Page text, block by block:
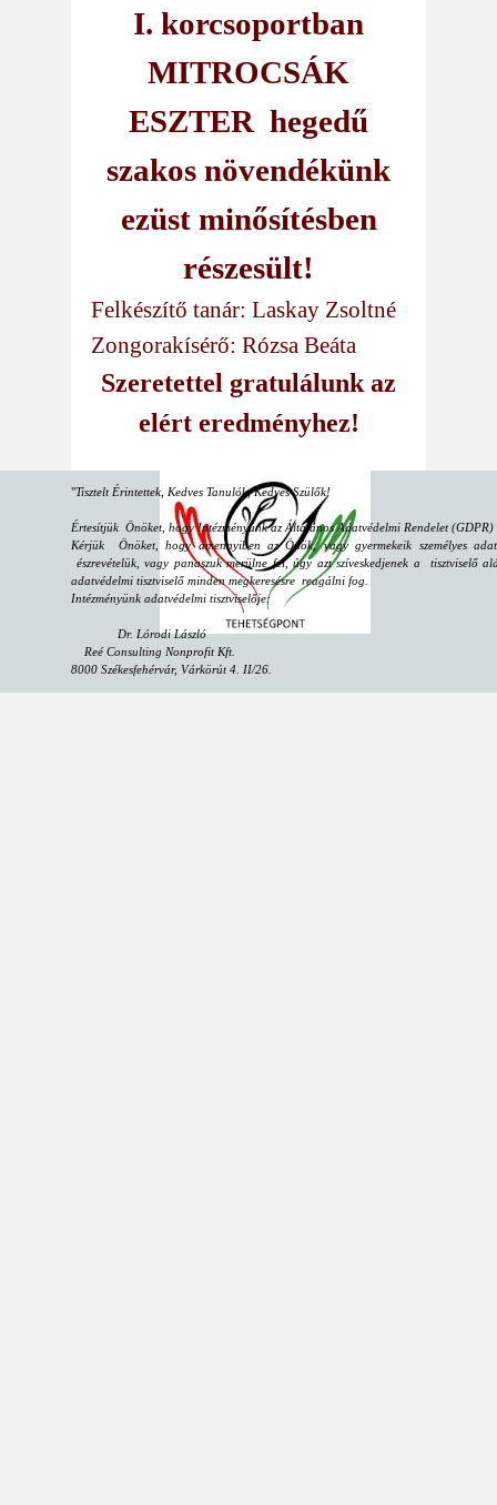
I. korcsoportban
MITROCSÁK
ESZTER hegedű
szakos növendékünk
ezüst minősítésben
részesült!
Felkészítő tanár: Laskay Zsoltné
Zongorakísérő: Rózsa Beáta
Szeretettel gratulálunk az
elért eredményhez!
"Tisztelt Érintettek, Kedves Tanulók, Kedves Szülők!
Értesítjük Önöket, hogy Intézményünk az Általános Adatvédelmi Rendelet
Kérjük Önöket, hogy amennyiben az Önök, vagy gyermekeik személyes
észrevételük, vagy panaszuk merülne fel, úgy azt szíveskedjenek a tisztviselő
adatvédelmi tisztviselő minden megkeresésre reagálni fog.
Intézményünk adatvédelmi tisztviselője:
Dr. Lórodi László
Reé Consulting Nonprofit Kft.
8000 Székesfehérvár, Várkörút 4. II/26.